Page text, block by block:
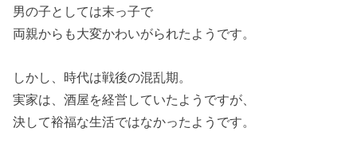
男の子としては末っ子で
両親からも大変かわいがられたようです。
しかし、時代は戦後の混乱期。
実家は、酒屋を経営していたようですが、
決して裕福な生活ではなかったようです。